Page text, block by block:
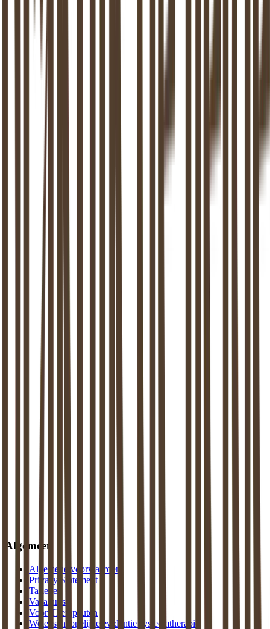
Algemeen
Algemene voorwaarden
Privacy Statement
Tarieven
Vacatures
Voor Therapeuten
Wetenschappelijke evidentie systeemtherapie